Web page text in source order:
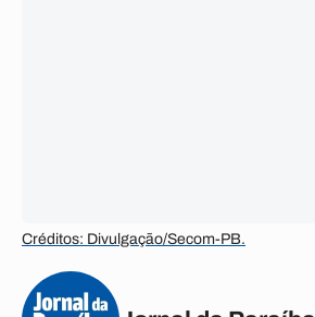
Créditos: Divulgação/Secom-PB.